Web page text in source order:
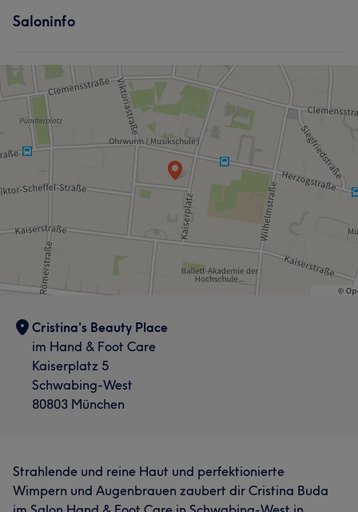
Saloninfo
Cristina's Beauty Place
im Hand & Foot Care
Kaiserplatz 5
Schwabing-West
80803 München
Strahlende und reine Haut und perfektionierte
Wimpern und Augenbrauen zaubert dir Cristina Buda